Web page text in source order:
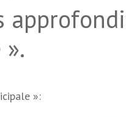
»: